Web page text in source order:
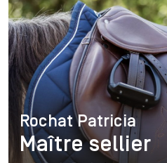
Rochat Patricia
Rochat Patricia
Maître sellier